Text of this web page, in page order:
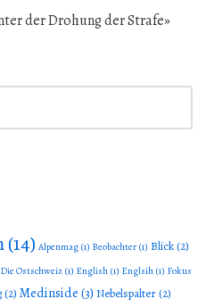
der Drohung der Strafe»
(14) Alpenmag (1) Beobachter (1) Blick(2)
Die Ostschweiz (1) English (1) Englsih (1) Fokus
(2) Medinside (3) Nebelspalter(2)